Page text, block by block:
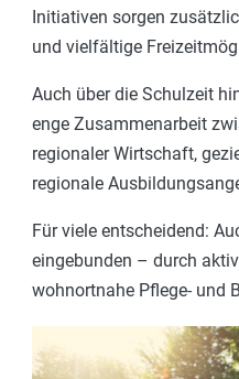
Initiativen sorgen
und vielfältige
Auch über die Schulzeit
enge Zusammenarbeit
regionaler Wirtschaft,
regionale
Für viele entscheidend:
eingebunden – durch
wohnortnahe Pflege- und